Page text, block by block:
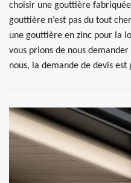
choisir une gouttière
gouttière n’est pas du tout
une gouttière en zinc pour la
vous prions de nous
nous, la demande de devis est